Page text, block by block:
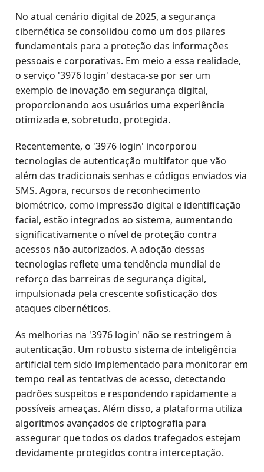
No atual cenário digital de 2025, a segurança
cibernética se consolidou como um dos pilares
fundamentais para a proteção das informações
pessoais e corporativas. Em meio a essa realidade,
o serviço '3976 login' destaca-se por ser um
exemplo de inovação em segurança digital,
proporcionando aos usuários uma experiência
otimizada e, sobretudo, protegida.
Recentemente, o '3976 login' incorporou
tecnologias de autenticação multifator que vão
além das tradicionais senhas e códigos enviados via
SMS. Agora, recursos de reconhecimento
biométrico, como impressão digital e identificação
facial, estão integrados ao sistema, aumentando
significativamente o nível de proteção contra
acessos não autorizados. A adoção dessas
tecnologias reflete uma tendência mundial de
reforço das barreiras de segurança digital,
impulsionada pela crescente sofisticação dos
ataques cibernéticos.
As melhorias na '3976 login' não se restringem à
autenticação. Um robusto sistema de inteligência
artificial tem sido implementado para monitorar em
tempo real as tentativas de acesso, detectando
padrões suspeitos e respondendo rapidamente a
possíveis ameaças. Além disso, a plataforma utiliza
algoritmos avançados de criptografia para
assegurar que todos os dados trafegados estejam
devidamente protegidos contra interceptação.